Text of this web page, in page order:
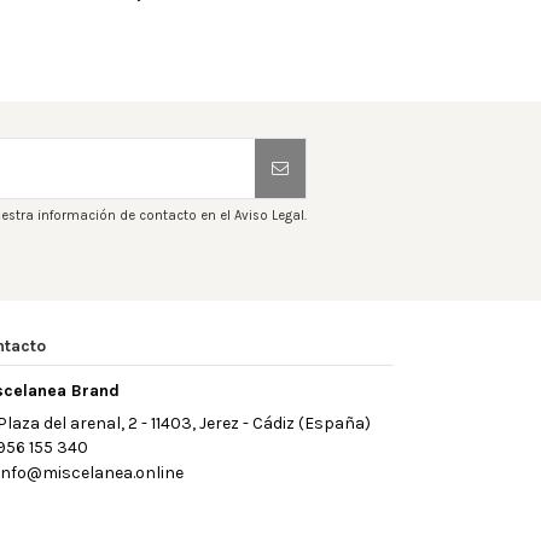
información de contacto en el Aviso Legal.
Brand
del arenal, 2 - 11403, Jerez - Cádiz (España)
155 340